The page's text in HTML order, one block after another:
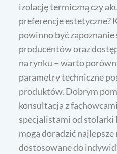
izolację termiczną czy
preferencje estetyczne?
powinno być zapoznanie
producentów oraz
na rynku – warto
parametry techniczne
produktów. Dobrym
konsultacja z
specjalistami od
mogą doradzić
dostosowane do